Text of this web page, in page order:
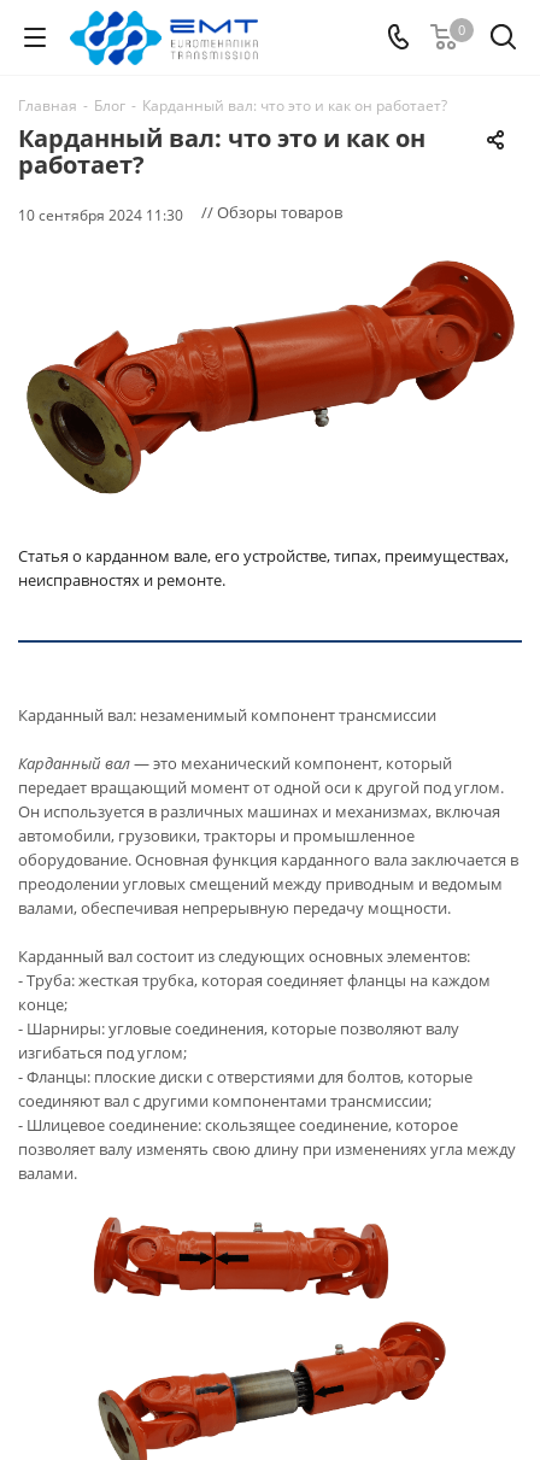
0
Главная - Блог - Карданный вал: что это и как он работает?
Карданный вал: что это и как он
работает?
10 сентября 2024 11:30 // Обзоры товаров
Статья о карданном вале, его устройстве, типах, преимуществах,
неисправностях и ремонте.
Карданный вал: незаменимый компонент трансмиссии
Карданный вал— это механический компонент, который
передает вращающий момент от одной оси к другой под углом.
Он используется в различных машинах и механизмах, включая
автомобили, грузовики, тракторы и промышленное
оборудование. Основная функция карданного вала заключается в
преодолении угловых смещений между приводным и ведомым
валами, обеспечивая непрерывную передачу мощности.
Карданный вал состоит из следующих основных элементов:
- Труба: жесткая трубка, которая соединяет фланцы на каждом
конце;
- Шарниры: угловые соединения, которые позволяют валу
изгибаться под углом;
- Фланцы: плоские диски с отверстиями для болтов, которые
соединяют вал с другими компонентами трансмиссии;
- Шлицевое соединение: скользящее соединение, которое
позволяет валу изменять свою длину при изменениях угла между
валами.